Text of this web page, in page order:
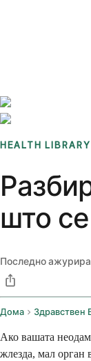
HEALTH LIBRARY
што
Последно
Дома Здравствен
Ако вашата
жлезда, мал орган